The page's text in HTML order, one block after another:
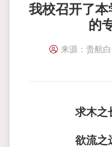
我校召开了
的
来源：贵航白
求木之
欲流之